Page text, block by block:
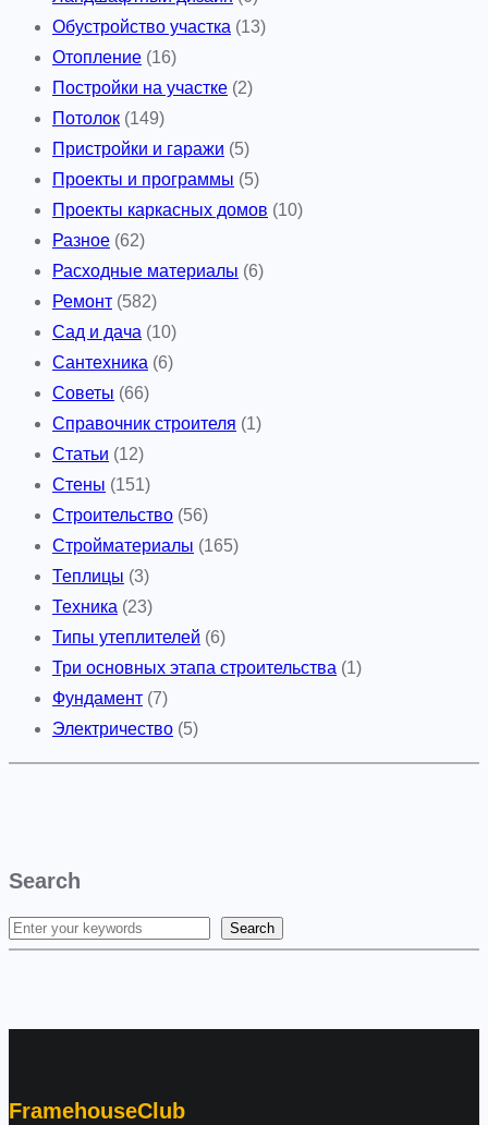
Обустройство участка (13)
Отопление (16)
Постройки на участке (2)
Потолок (149)
Пристройки и гаражи (5)
Проекты и программы (5)
Проекты каркасных домов (10)
Разное (62)
Расходные материалы (6)
Ремонт (582)
Сад и дача (10)
Сантехника (6)
Советы (66)
Справочник строителя (1)
Статьи (12)
Стены (151)
Строительство (56)
Стройматериалы (165)
Теплицы (3)
Техника (23)
Типы утеплителей (6)
Три основных этапа строительства (1)
Фундамент (7)
Электричество (5)
Search
S
Search
FramehouseClub